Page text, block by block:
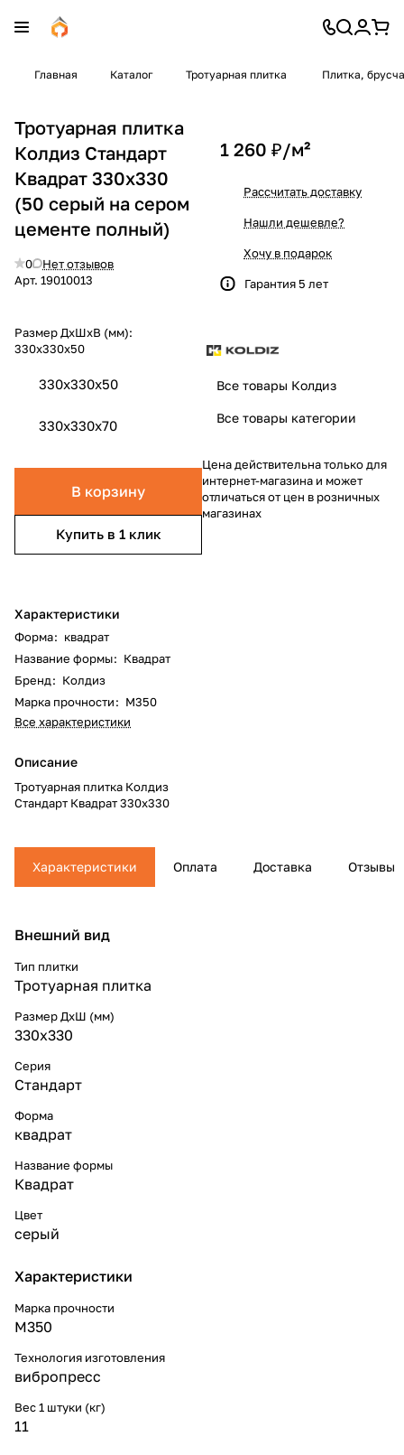
Главная Каталог Тротуарная плитка Плитка,
Тротуарная плитка
Колдиз Стандарт
Квадрат 330x330
(50 серый на сером
цементе полный)
0
Нет отзывов
Арт. 19010013
Размер ДхШхВ (мм):
330x330x50
330x330x50
330x330x70
В корзину
Купить в 1 клик
Характеристики
Форма: квадрат
Название формы: Квадрат
Бренд: Колдиз
Марка прочности: М350
Все характеристики
Описание
Тротуарная плитка Колдиз
Стандарт Квадрат 330x330
1 260 ₽/м²
Рассчитать доставку
Нашли дешевле?
Хочу в подарок
Гарантия 5 лет
Все товары Колдиз
Все товары категории
Цена действительна только для
интернет-магазина и может
отличаться от цен в розничных
магазинах
Характеристики Оплата Доставка Отзывы
Внешний вид
Тип плитки
Тротуарная плитка
Размер ДхШ (мм)
330x330
Серия
Стандарт
Форма
квадрат
Название формы
Квадрат
Цвет
серый
Характеристики
Марка прочности
М350
Технология изготовления
вибропресс
Вес 1 штуки (кг)
11